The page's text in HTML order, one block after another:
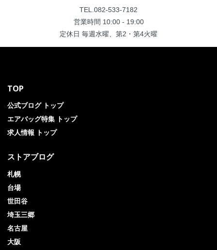
TEL.082-533-7182
営業時間 10:00 - 19:00
定休日 毎週水曜、第2・第4火曜
TOP
公式ブログ トップ
エアバッグ特集 トップ
求人情報 トップ
ストアブログ
札幌
台場
世田谷
埼玉三郷
名古屋
大阪